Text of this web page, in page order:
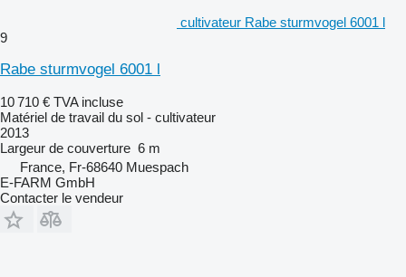
cultivateur Rabe sturmvogel 6001 l
9
Rabe sturmvogel 6001 l
10 710 € TVA incluse
Matériel de travail du sol - cultivateur
2013
Largeur de couverture 6 m
France, Fr-68640 Muespach
E-FARM GmbH
Contacter le vendeur